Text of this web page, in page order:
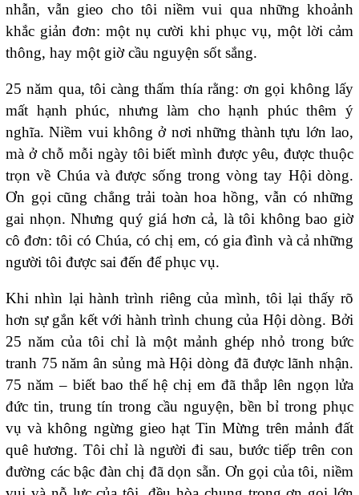
nhẫn, vẫn gieo cho tôi niềm vui qua những khoảnh
khắc giản đơn: một nụ cười khi phục vụ, một lời cảm
thông, hay một giờ cầu nguyện sốt sắng.
25 năm qua, tôi càng thấm thía rằng: ơn gọi không lấy
mất hạnh phúc, nhưng làm cho hạnh phúc thêm ý
nghĩa. Niềm vui không ở nơi những thành tựu lớn lao,
mà ở chỗ mỗi ngày tôi biết mình được yêu, được thuộc
trọn về Chúa và được sống trong vòng tay Hội dòng.
Ơn gọi cũng chẳng trải toàn hoa hồng, vẫn có những
gai nhọn. Nhưng quý giá hơn cả, là tôi không bao giờ
cô đơn: tôi có Chúa, có chị em, có gia đình và cả những
người tôi được sai đến để phục vụ.
Khi nhìn lại hành trình riêng của mình, tôi lại thấy rõ
hơn sự gắn kết với hành trình chung của Hội dòng. Bởi
25 năm của tôi chỉ là một mảnh ghép nhỏ trong bức
tranh 75 năm ân sủng mà Hội dòng đã được lãnh nhận.
75 năm – biết bao thế hệ chị em đã thắp lên ngọn lửa
đức tin, trung tín trong cầu nguyện, bền bỉ trong phục
vụ và không ngừng gieo hạt Tin Mừng trên mảnh đất
quê hương. Tôi chỉ là người đi sau, bước tiếp trên con
đường các bậc đàn chị đã dọn sẵn. Ơn gọi của tôi, niềm